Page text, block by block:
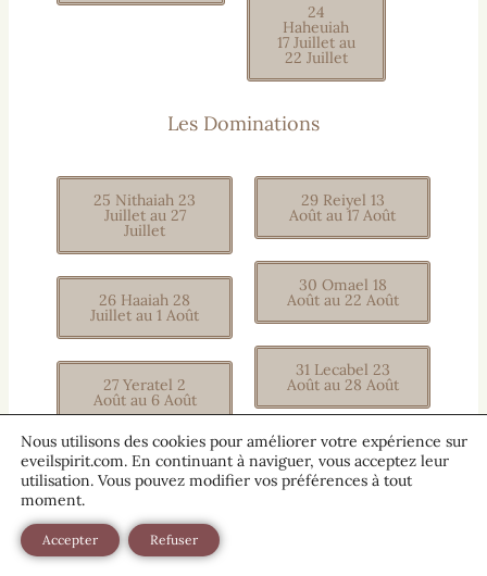
24
Haheuiah
17 Juillet au
22 Juillet
Les Dominations
25 Nithaiah 23
Juillet au 27
Juillet
26 Haaiah 28
Juillet au 1 Août
27 Yeratel 2
Août au 6 Août
28 Seheiah 7
Août au 12 Août
29 Reiyel 13
Août au 17 Août
30 Omael 18
Août au 22 Août
31 Lecabel 23
Août au 28 Août
32 Vasariah 29
Août au 2 Sept
Les Puissances
Nous utilisons des cookies pour améliorer votre expérience sur
eveilspirit.com. En continuant à naviguer, vous acceptez leur
utilisation. Vous pouvez modifier vos préférences à tout
moment.
Accepter Refuser